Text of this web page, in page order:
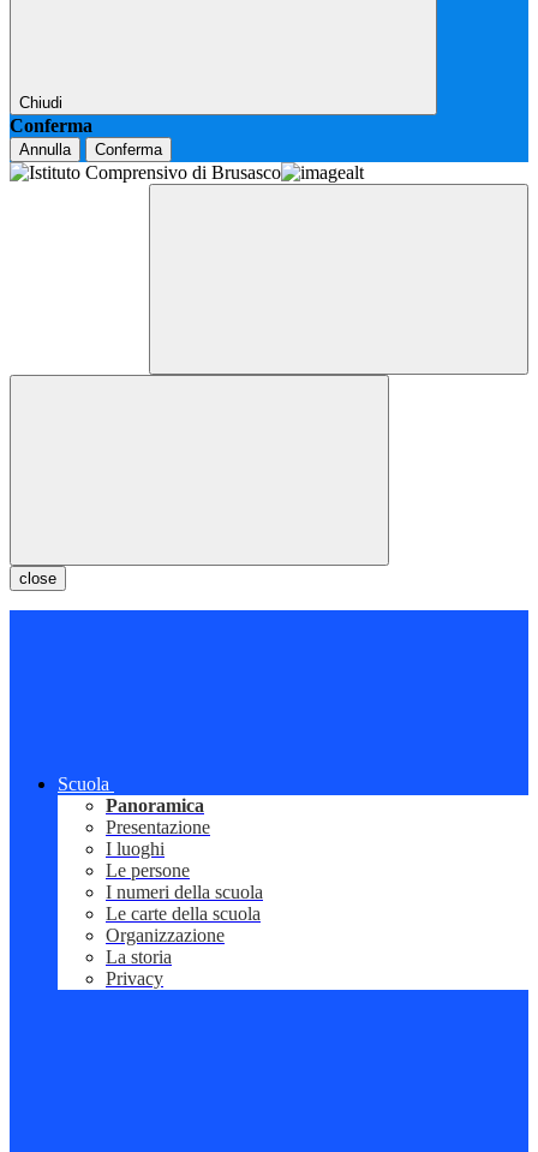
Chiudi
Conferma
Annulla Conferma
close
Scuola
Panoramica
Presentazione
I luoghi
Le persone
I numeri della scuola
Le carte della scuola
Organizzazione
La storia
Privacy